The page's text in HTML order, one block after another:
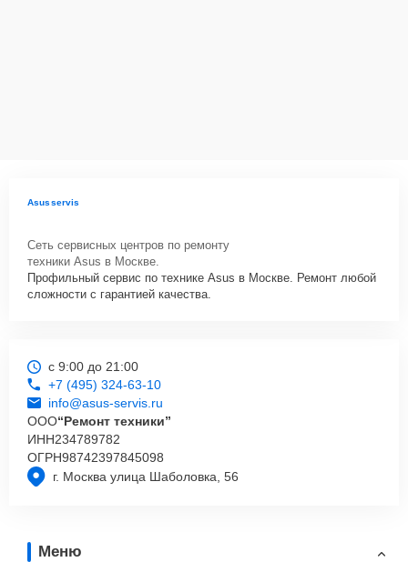
Asusservis
Сеть сервисных центров по ремонту
техники Asus в Москве.
Профильный сервис по технике Asus в Москве. Ремонт любой
сложности с гарантией качества.
г. Москва улица Шаболовка, 56
с 9:00 до 21:00
+7 (495) 324-63-10
info@asus-servis.ru
ООО“Ремонт техники”
ИНН234789782
ОГРН98742397845098
Меню